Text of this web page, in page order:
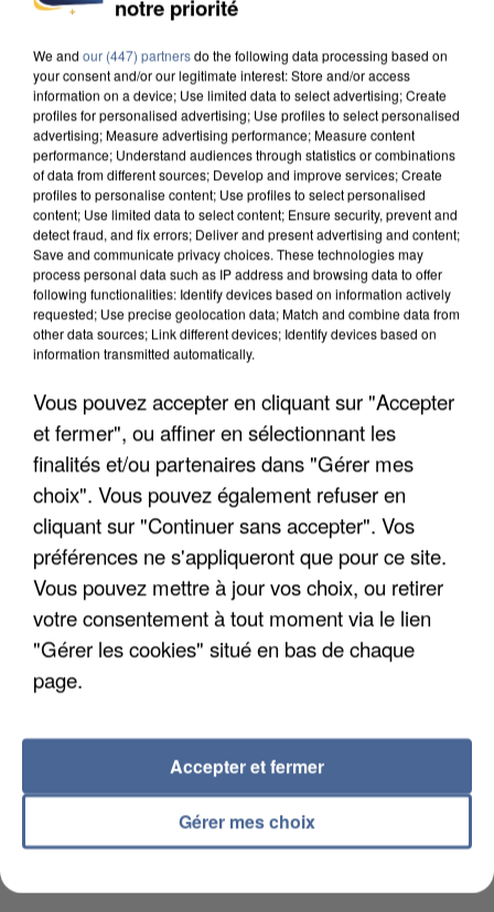
INTERPELLÉ EN ALGÉRIE
UNE TOURISTE DE L’OISE EMPORTÉE PAR UNE
COULÉE DE BOUE EN HAUTE-SAVOIE
LES DONNÉES DE 300 000 CLIENTS DÉROBÉES À
notre priorité
We and our (447) partnersdo the following data processing based on
your consent and/or our legitimate interest: Store and/or access
information on a device; Use limited data to select advertising; Create
profiles for personalised advertising; Use profiles to select personalised
advertising; Measure advertising performance; Measure content
performance; Understand audiences through statistics or combinations
of data from different sources; Develop and improve services; Create
profiles to personalise content; Use profiles to select personalised
content; Use limited data to select content; Ensure security, prevent and
detect fraud, and fix errors; Deliver and present advertising and content;
Save and communicate privacy choices. These technologies may
process personal data such as IP address and browsing data to offer
following functionalities: Identify devices based on information actively
requested; Use precise geolocation data; Match and combine data from
other data sources; Link different devices; Identify devices based on
information transmitted automatically.
Vous pouvez accepter en cliquant sur "Accepter
et fermer", ou affiner en sélectionnant les
finalités et/ou partenaires dans "Gérer mes
choix". Vous pouvez également refuser en
cliquant sur "Continuer sans accepter". Vos
préférences ne s'appliqueront que pour ce site.
Vous pouvez mettre à jour vos choix, ou retirer
votre consentement à tout moment via le lien
"Gérer les cookies" situé en bas de chaque
page.
Gérer mes choix
Accepter et fermer